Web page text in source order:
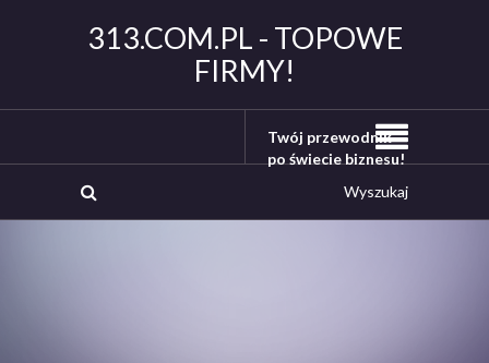
313.COM.PL - TOPOWE
FIRMY!
Twój przewodnik
po świecie biznesu!